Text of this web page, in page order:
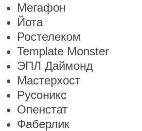
Мегафон
Йота
Ростелеком
Template Monster
ЭПЛ Даймонд
Мастерхост
Русоникс
Опенстат
Фаберлик